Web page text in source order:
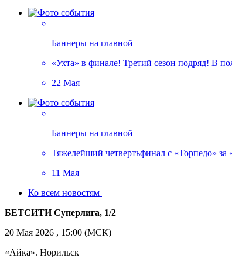
Баннеры на главной
«Ухта» в финале! Третий сезон подряд! В
22 Мая
Баннеры на главной
Тяжелейший четвертьфинал с «Торпедо» за
11 Мая
Ко всем новостям
БЕТСИТИ Суперлига, 1/2
20 Мая 2026 , 15:00 (МСК)
«Айка». Норильск